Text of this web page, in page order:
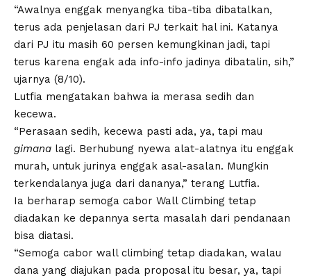
“Awalnya enggak menyangka tiba-tiba dibatalkan,
terus ada penjelasan dari PJ terkait hal ini. Katanya
dari PJ itu masih 60 persen kemungkinan jadi, tapi
terus karena engak ada info-info jadinya dibatalin, sih,”
ujarnya (8/10).
Lutfia mengatakan bahwa ia merasa sedih dan
kecewa.
“Perasaan sedih, kecewa pasti ada, ya, tapi mau
gimana lagi. Berhubung nyewa alat-alatnya itu enggak
murah, untuk jurinya enggak asal-asalan. Mungkin
terkendalanya juga dari dananya,” terang Lutfia.
Ia berharap semoga cabor Wall Climbing tetap
diadakan ke depannya serta masalah dari pendanaan
bisa diatasi.
“Semoga cabor wall climbing tetap diadakan, walau
dana yang diajukan pada proposal itu besar, ya, tapi